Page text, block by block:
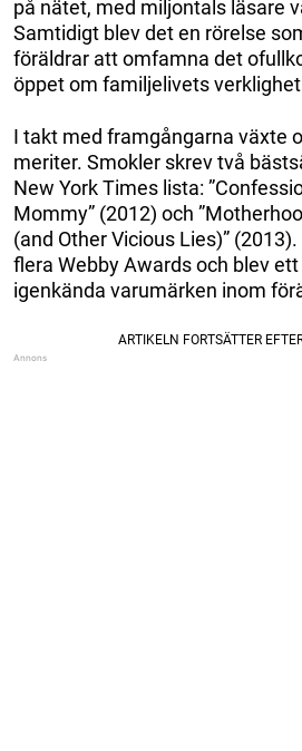
på nätet, med miljontals läsare
Samtidigt blev det en rörelse
föräldrar att omfamna det
öppet om familjelivets
I takt med framgångarna växte
meriter. Smokler skrev två
New York Times lista:
Mommy” (2012) och
(and Other Vicious Lies)”
flera Webby Awards och blev
igenkända varumärken inom